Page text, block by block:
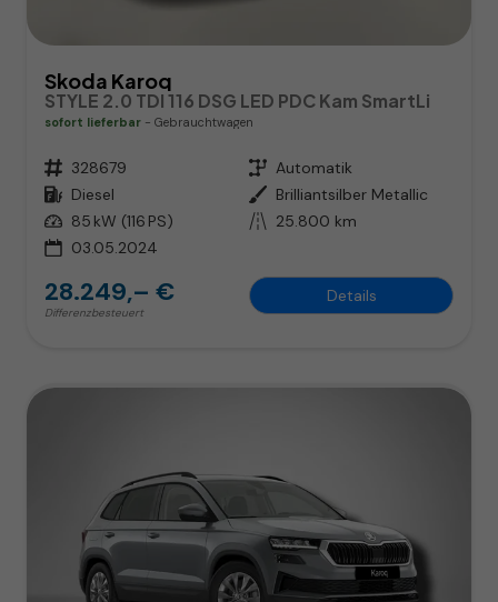
Skoda Karoq
STYLE 2.0 TDI 116 DSG LED PDC Kam SmartLi
sofort lieferbar Gebrauchtwagen
Fahrzeugnr. 328679 Getriebe Automatik
Kraftstoff Diesel Außenfarbe Brilliantsilber Metallic
Leistung 85 kW (116 PS) Kilometerstand 25.800 km
03.05.2024
28.249,– €
Differenzbesteuert
Details